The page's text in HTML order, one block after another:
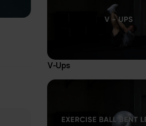
V-Ups